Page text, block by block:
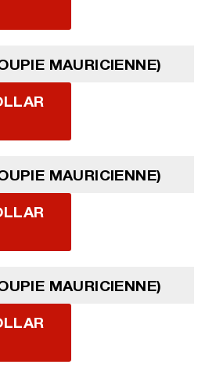
MAURICIENNE)
MAURICIENNE)
MAURICIENNE)